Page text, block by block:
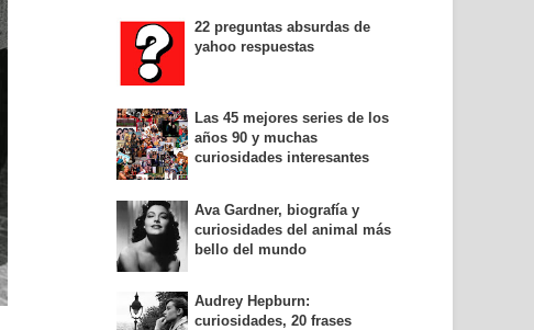
22 preguntas absurdas de
yahoo respuestas
Las 45 mejores series de los
años 90 y muchas
curiosidades interesantes
Ava Gardner, biografía y
curiosidades del animal más
bello del mundo
Audrey Hepburn:
curiosidades, 20 frases